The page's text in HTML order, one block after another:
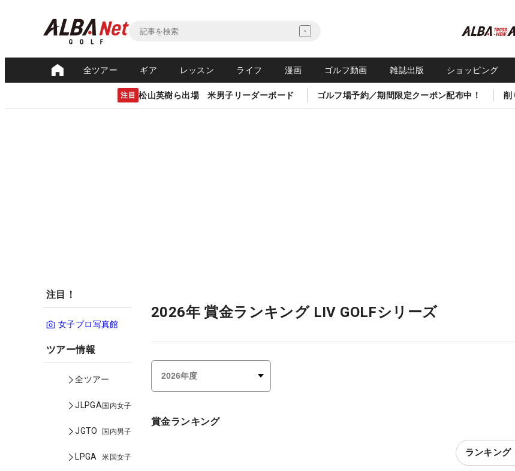
全ツアー ギア レッスン ライフ 漫画 ゴルフ動画 雑誌出版 ショッピング
注目 松山英樹ら出場 米男子リーダーボード ゴルフ場予約／期間限定クーポン配布中！ 削
注目！
女子プロ写真館
ツアー情報
全ツアー
JLPGA国内女子
JGTO 国内男子
LPGA 米国女子
2026年 賞金ランキング LIV GOLFシリーズ
賞金ランキング
ランキング